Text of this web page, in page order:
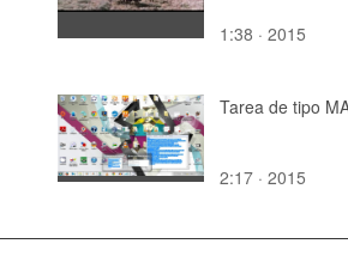
1:38 · 2015
Tarea de tipo
2:17 · 2015